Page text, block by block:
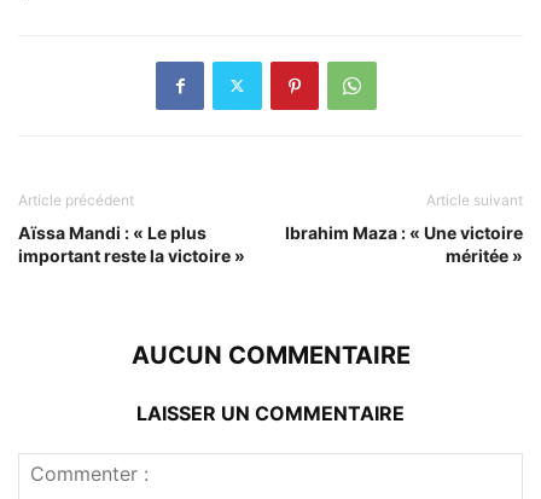
Article précédent
Aïssa Mandi : « Le plus
important reste la victoire »
Article suivant
Ibrahim Maza : « Une victoire
méritée »
AUCUN COMMENTAIRE
LAISSER UN COMMENTAIRE